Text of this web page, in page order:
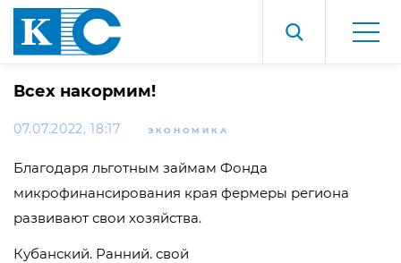
Всех накормим!
07.07.2022, 18:17 ЭКОНОМИКА
Благодаря льготным займам Фонда
микрофинансирования края фермеры региона
развивают свои хозяйства.
Кубанский. Ранний. свой